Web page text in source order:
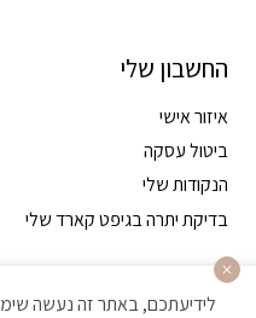
החשבון שלי
איזור אישי
ביטול עסקה
הנקודות שלי
בדיקת יתרה בגיפט קארד שלי